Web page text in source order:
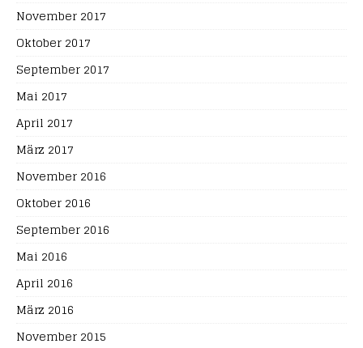
November 2017
Oktober 2017
September 2017
Mai 2017
April 2017
März 2017
November 2016
Oktober 2016
September 2016
Mai 2016
April 2016
März 2016
November 2015